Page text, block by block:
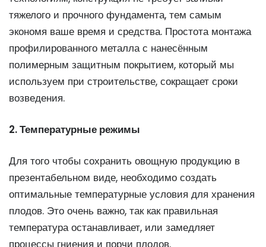
тяжелого и прочного фундамента, тем самым
экономя ваше время и средства. Простота монтажа
профилированного металла с нанесённым
полимерным защитным покрытием, который мы
используем при строительстве, сокращает сроки
возведения.
2. Температурные режимы
Для того чтобы сохранить овощную продукцию в
презентабельном виде, необходимо создать
оптимальные температурные условия для хранения
плодов. Это очень важно, так как правильная
температура останавливает, или замедляет
процессы гниения и порчи плодов.